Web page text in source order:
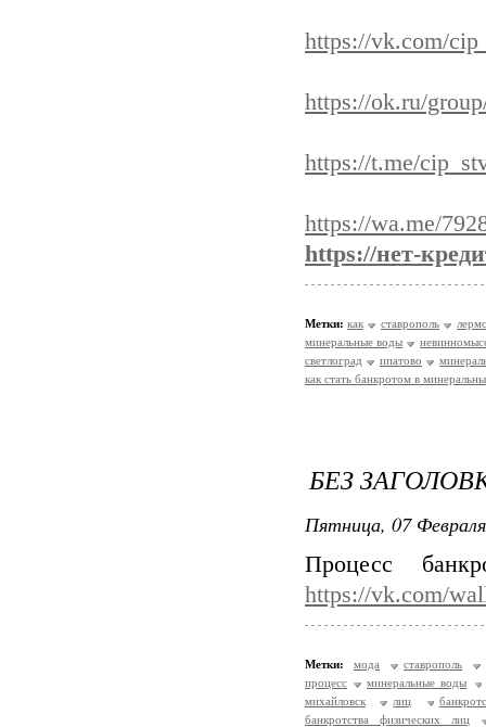
https://vk.com/
https://ok.ru/
https://t.me/
https://wa.me/
https://нет-
Метки: как ставрополь
минеральные воды
светлоград
ипатово
как стать банкротом в
БЕЗ
Пятница, 07
Процесс
https://vk.com/
Метки: мода
ставрополь
процесс
минеральные воды
михайловск
лиц
банкротства физических лиц